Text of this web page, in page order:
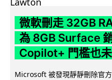
微軟刪走 32GB
為 8GB Surface
Copilot+ 門檻也未
Microsoft 被發現靜靜刪除官